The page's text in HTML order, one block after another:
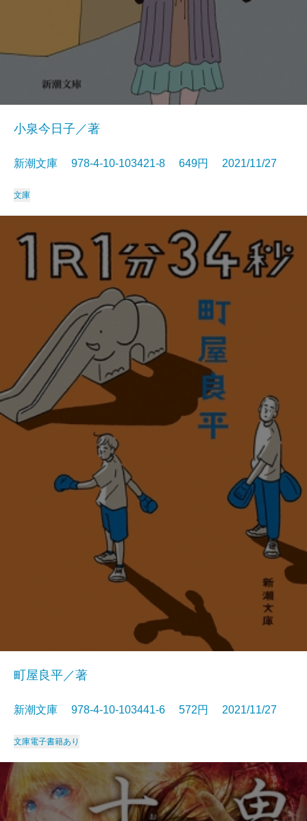
小泉今日子／著
新潮文庫 978-4-10-103421-8 649円 2021/11/27
文庫
町屋良平／著
新潮文庫 978-4-10-103441-6 572円 2021/11/27
文庫電子書籍あり